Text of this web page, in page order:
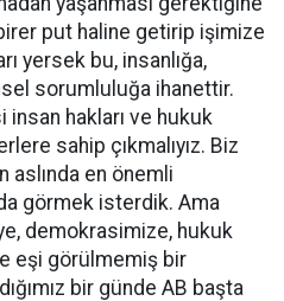
put haline getirip işimize
yersek bu, insanlığa,
sorumluluğa ihanettir.
insan hakları ve hukuk
sahip çıkmalıyız. Biz
aslında en önemli
görmek isterdik. Ama
demokrasimize, hukuk
eşi görülmemiş bir
bir günde AB başta